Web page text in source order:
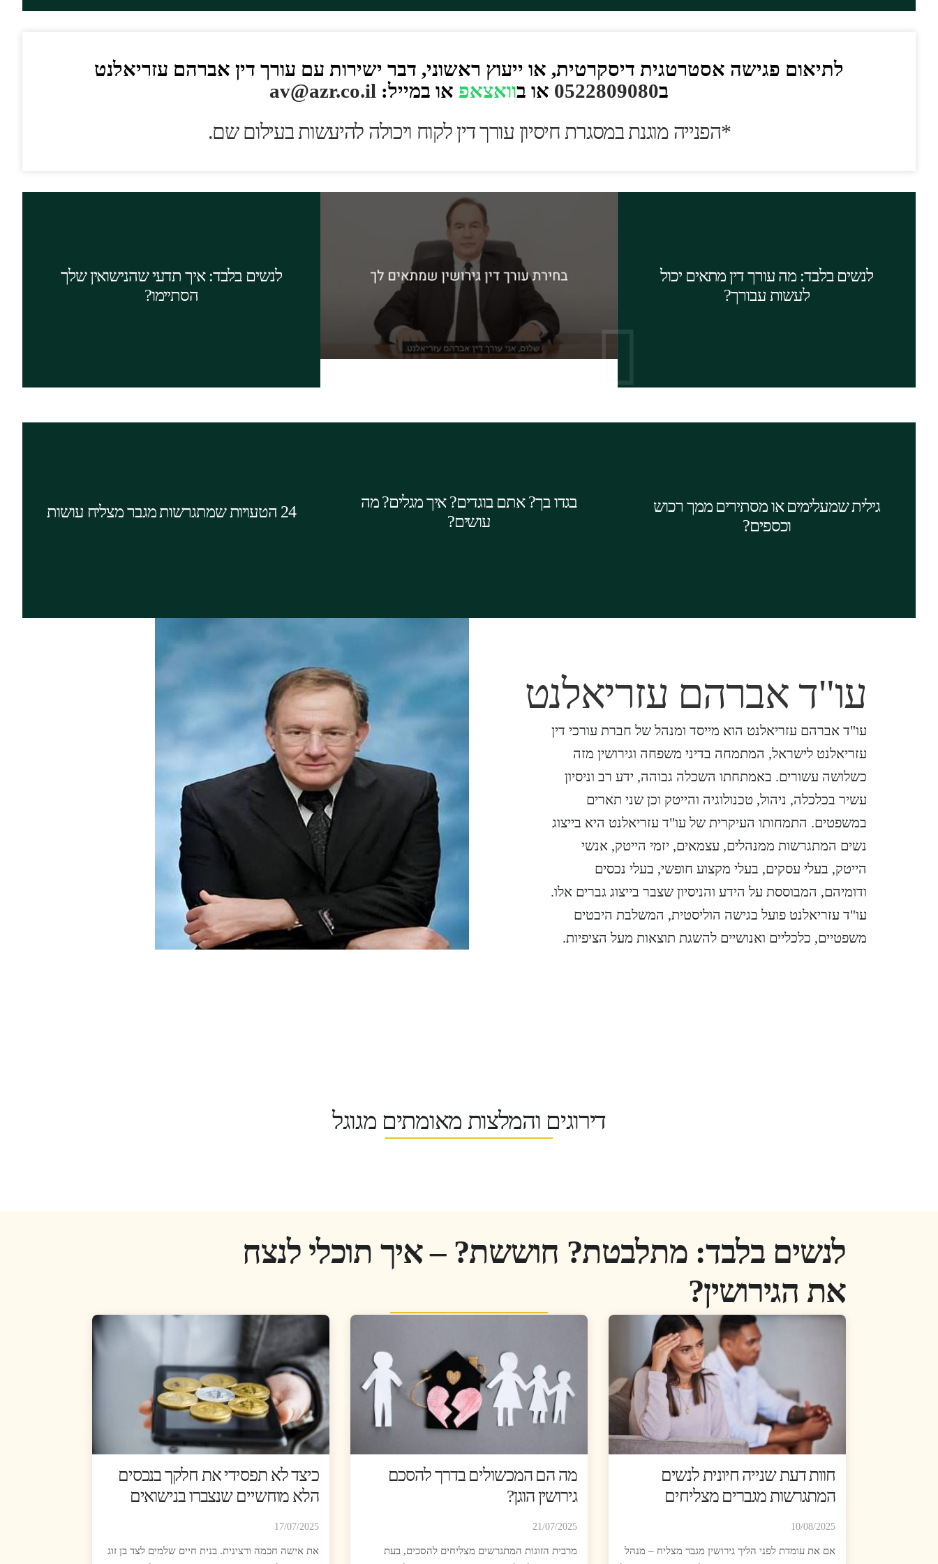
לתיאום פגישה אסטרטגית דיסקרטית, או ייעוץ ראשוני, דבר ישירות עם עורך דין אברהם עזריאלנט
ב0522809080 או בוואצאפ או במייל: av@azr.co.il
*הפנייה מוגנת במסגרת חיסיון עורך דין לקוח ויכולה להיעשות בעילום שם.
לנשים בלבד: מה עורך דין מתאים יכול
לעשות עבורך?
את עצמך לגירושין, ויפה שעה אחת קודם. אם לא
ברורים לך חלק מסימני הגירושין, כדאי לך
להתייעץ עם עורך דין גירושין מומחה.
לנשים בלבד: איך תדעי שהנישואין שלך
הסתיימו?
ורגשיות מפותחות וניסיון רב בגירושין דומים לשלך.
עורך דין מסוג זה חיוני עבורך גם כיועץ אסטרטגי,
שיתאם את כל פעולותייך.
גילית שמעלימים או מסתירים ממך רכוש
וכספים?
שאינם בטובתם. היערכות מוקדמת נכונה מצידך,
וייעוץ משפטי שקול עשויה להביא לתוצאות
הרצויות עבורך, ואף לטובות מהן.
בגדו בך? אתם בוגדים? איך מגלים? מה
עושים?
גירושין ועל כן כדאי לך לבחון עם עורך דין גירושין
כיצד לנצלה היטב לטובתך, או למנוע ניצולה
24 הטעויות שמתגרשות מגבר מצליח עושותיזם ודומיהם. יתכן שהטעויות המפורטות במאמר
עו"ד אברהם עזריאלנט
עו"ד אברהם עזריאלנט הוא מייסד ומנהל של חברת עורכי דין
עזריאלנט לישראל, המתמחה בדיני משפחה וגירושין מזה
כשלושה עשורים. באמתחתו השכלה גבוהה, ידע רב וניסיון
עשיר בכלכלה, ניהול, טכנולוגיה והייטק וכן שני תארים
במשפטים. התמחותו העיקרית של עו"ד עזריאלנט היא בייצוג
נשים המתגרשות ממנהלים, עצמאים, יזמי הייטק, אנשי
הייטק, בעלי עסקים, בעלי מקצוע חופשי, בעלי נכסים
ודומיהם, המבוססת על הידע והניסיון שצבר בייצוג גברים אלו.
עו"ד עזריאלנט פועל בגישה הוליסטית, המשלבת היבטים
משפטיים, כלכליים ואנושיים להשגת תוצאות מעל הציפיות.
דירוגים והמלצות מאומתים מגוגל
לנשים בלבד: מתלבטת? חוששת? – איך תוכלי לנצח
את הגירושין?
חוות דעת שנייה חיונית לנשים
המתגרשות מגברים מצליחים
10/08/2025
אם את עומדת לפני הליך גירושין מגבר מצליח – מנהל
מה הם המכשולים בדרך להסכם
גירושין הוגן?
21/07/2025
מרבית הזוגות המתגרשים מצליחים להסכים, בעת
כיצד לא תפסידי את חלקך בנכסים
הלא מוחשיים שנצברו בנישואים
17/07/2025
את אישה חכמה ורצינית. בנית חיים שלמים לצד בן זוג